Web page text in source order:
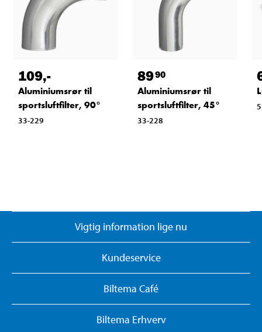
109,-
Aluminiumsrør til
sportsluftfilter, 90°
33-229
8990
Aluminiumsrør til
sportsluftfilter, 45°
33-228
Vigtig information lige nu
Kundeservice
Biltema Café
Biltema Erhverv